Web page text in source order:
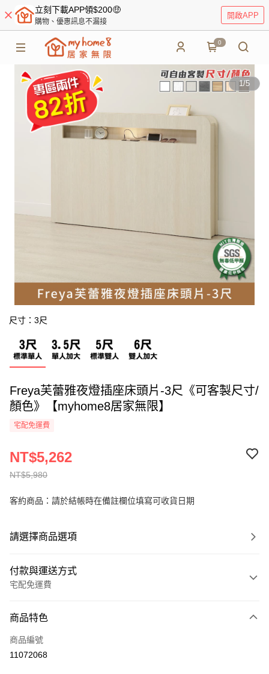
立刻下載APP領$200🤑
購物、優惠訊息不漏接
開啟APP
0
1/5
尺寸：3尺
Freya芙蕾雅夜燈插座床頭片-3尺《可客製尺寸/
顏色》【myhome8居家無限】
宅配免運費
NT$5,980
NT$5,262
客約商品：請於結帳時在備註欄位填寫可收貨日期
請選擇商品選項
付款與運送方式
宅配免運費
信用卡一次付款
信用卡分期付款
商品特色
商品編號
11072068